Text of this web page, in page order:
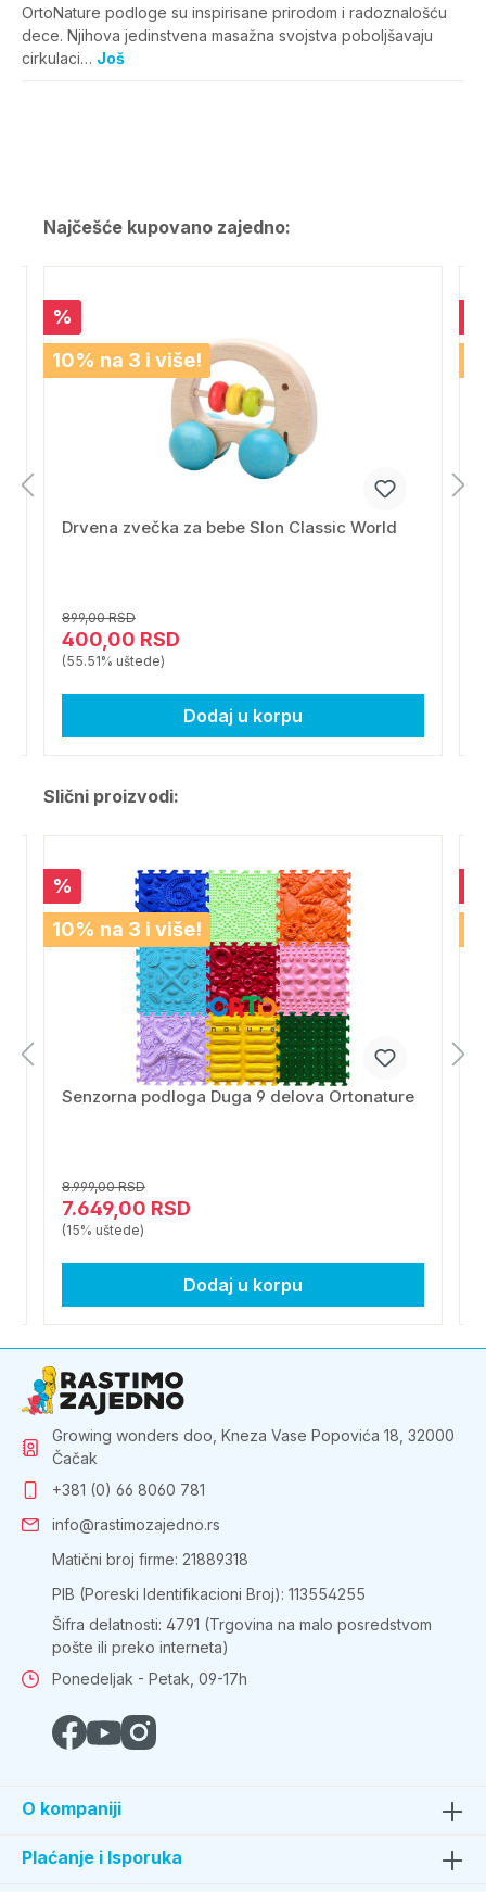
OrtoNature podloge su inspirisane prirodom i radoznalošću
dece. Njihova jedinstvena masažna svojstva poboljšavaju
cirkulaci… Još
Najčešće kupovano zajedno:
%
10% na 3 i više!
Drvena zvečka za bebe Slon Classic World
899,00 RSD
400,00 RSD
(55.51% uštede)
Dodaj u korpu
Slični proizvodi:
%
10% na 3 i više!
Senzorna podloga Duga 9 delova Ortonature
8.999,00 RSD
7.649,00 RSD
(15% uštede)
Dodaj u korpu
Growing wonders doo, Kneza Vase Popovića 18, 32000
Čačak
+381 (0) 66 8060 781
info@rastimozajedno.rs
Matični broj firme: 21889318
PIB (Poreski Identifikacioni Broj): 113554255
Šifra delatnosti: 4791 (Trgovina na malo posredstvom
pošte ili preko interneta)
Ponedeljak - Petak, 09-17h
O kompaniji
Plaćanje i Isporuka